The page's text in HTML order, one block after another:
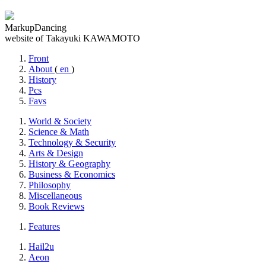
MarkupDancing
website of Takayuki KAWAMOTO
Front
About ( en )
History
Pcs
Favs
World & Society
Science & Math
Technology & Security
Arts & Design
History & Geography
Business & Economics
Philosophy
Miscellaneous
Book Reviews
Features
Hail2u
Aeon